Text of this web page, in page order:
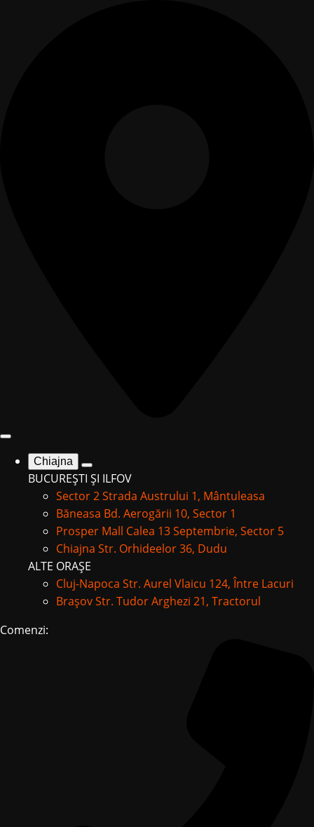
Chiajna
BUCUREȘTI ȘI ILFOV
Sector 2Strada Austrului 1, Mântuleasa
Băneasa Bd. Aerogării 10, Sector 1
Prosper Mall Calea 13 Septembrie, Sector 5
Chiajna Str. Orhideelor 36, Dudu
ALTE ORAȘE
Cluj-Napoca Str. Aurel Vlaicu 124, Între Lacuri
BrașovStr. Tudor Arghezi 21, Tractorul
Comenzi: